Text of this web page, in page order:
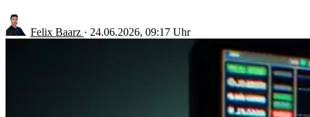
Felix Baarz · 24.06.2026, 09:17 Uhr